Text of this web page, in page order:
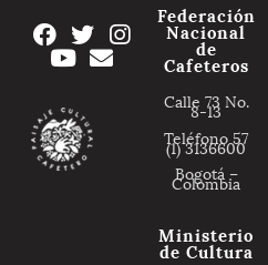
Federación
Nacional
de
Cafeteros
Calle 73 No.
8-13
Teléfono 57
(1) 3136600
Bogotá –
Colombia
Ministerio
de Cultura